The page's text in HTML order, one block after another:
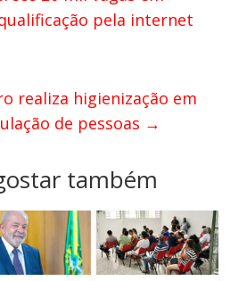
pela internet
realiza higienização em
de pessoas →
também